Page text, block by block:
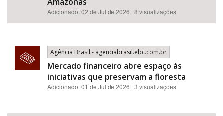
Adicionado: 02 de Jul de 2026 | 8 visualizações
Agência Brasil - agenciabrasil.ebc.com.br
Mercado financeiro abre espaço às
iniciativas que preservam a floresta
Adicionado: 01 de Jul de 2026 | 3 visualizações